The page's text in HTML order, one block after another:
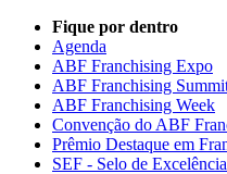
Fique por dentro
Agenda
ABF Franchising Expo
ABF Franchising
ABF Franchising Week
Convenção do ABF
Prêmio Destaque em
SEF - Selo de